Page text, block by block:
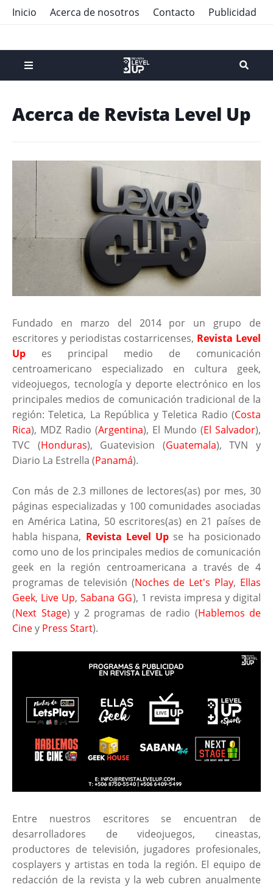
Inicio Acerca de nosotros Contacto Publicidad
Acerca de Revista Level Up
Fundado en marzo del 2014 por un grupo de
escritores y periodistas costarricenses, Revista Level
Up es principal medio de comunicación
centroamericano especializado en cultura geek,
videojuegos, tecnología y deporte electrónico en los
principales medios de comunicación tradicional de la
región: Teletica, La República y Teletica Radio (Costa
Rica), MDZ Radio (Argentina), El Mundo (El Salvador),
TVC (Honduras), Guatevision (Guatemala), TVN y
Diario La Estrella (Panamá).
Con más de 2.3 millones de lectores(as) por mes, 30
páginas especializadas y 100 comunidades asociadas
en América Latina, 50 escritores(as) en 21 países de
habla hispana, Revista Level Up se ha posicionado
como uno de los principales medios de comunicación
geek en la región centroamericana a través de 4
programas de televisión (Noches de Let's Play, Ellas
Geek, Live Up,Sabana GG), 1 revista impresa y digital
(Next Stage) y 2 programas de radio (Hablemos de
Ciney Press Start).
Entre nuestros escritores se encuentran de
desarrolladores de videojuegos, cineastas,
productores de televisión, jugadores profesionales,
cosplayers y artistas en toda la región. El equipo de
redacción de la revista y la web cubren anualmente